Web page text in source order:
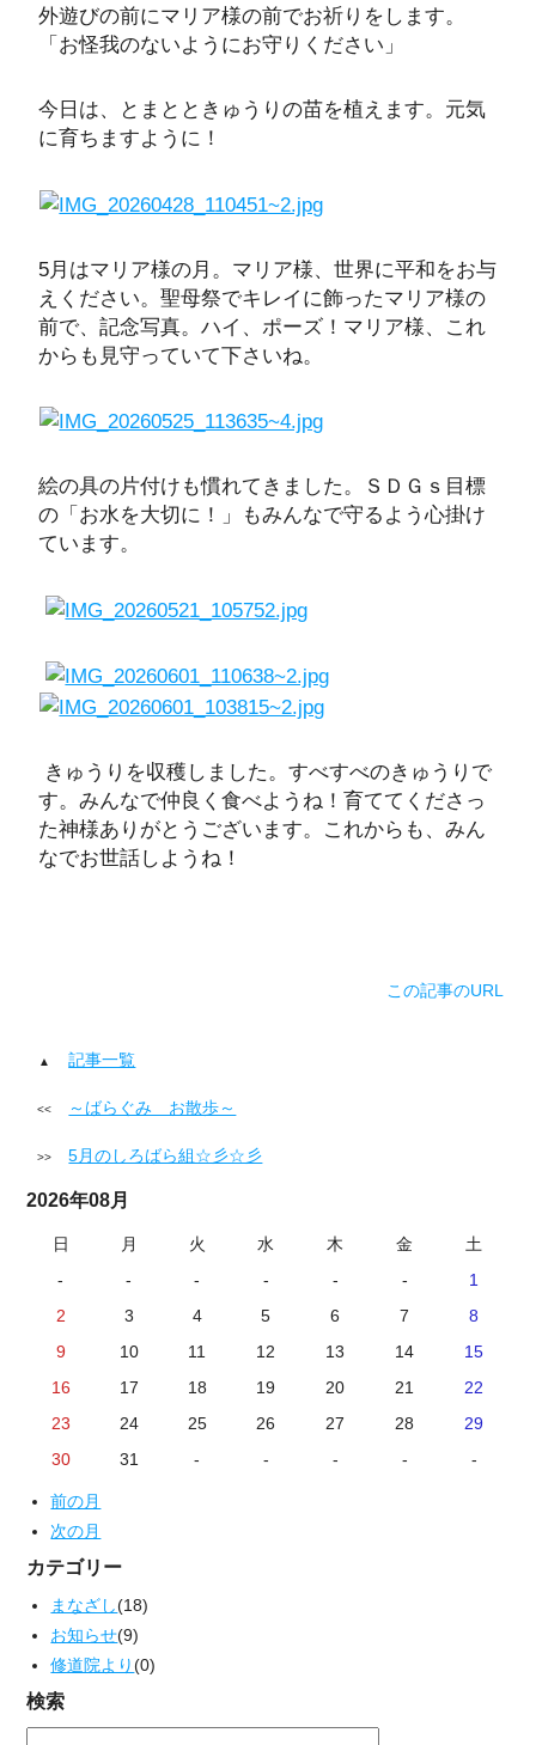
外遊びの前にマリア様の前でお祈りをします。
「お怪我のないようにお守りください」
今日は、とまとときゅうりの苗を植えます。元気
に育ちますように！
5月はマリア様の月。マリア様、世界に平和をお与
えください。聖母祭でキレイに飾ったマリア様の
前で、記念写真。ハイ、ポーズ！マリア様、これ
からも見守っていて下さいね。
絵の具の片付けも慣れてきました。ＳＤＧｓ目標
の「お水を大切に！」もみんなで守るよう心掛け
ています。
きゅうりを収穫しました。すべすべのきゅうりで
す。みんなで仲良く食べようね！育ててくださっ
た神様ありがとうございます。これからも、みん
なでお世話しようね！
この記事のURL
記事一覧
～ばらぐみ お散歩～
5月のしろばら組☆彡☆彡
2026年08月
日 月 火 水 木 金
土
-
- - - - -
1
2
3 4 5 6 7
8
9
10 11 12 13 14
15
16
17 18 19 20 21
22
23
24 25 26 27 28
29
30
31 - - - - -
前の月
次の月
カテゴリー
まなざし(18)
お知らせ(9)
修道院より(0)
検索